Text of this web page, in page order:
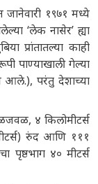
जानेवारी १९७१ मध्ये
‘लेक नासेर’ ह्या
प्रांतातल्या काही
पाण्याखाली गेल्या
आले.), परंतु देशाच्या
४ किलोमीटर्स
रुंद आणि १११
पृष्ठभाग ४० मीटर्स